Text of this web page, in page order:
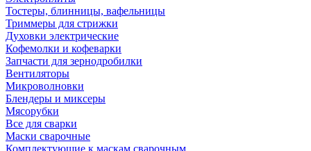
Тостеры, блинницы, вафельницы
Триммеры для стрижки
Духовки электрические
Кофемолки и кофеварки
Запчасти для зернодробилки
Вентиляторы
Микроволновки
Блендеры и миксеры
Мясорубки
Все для сварки
Маски сварочные
Комплектующие к маскам сварочным